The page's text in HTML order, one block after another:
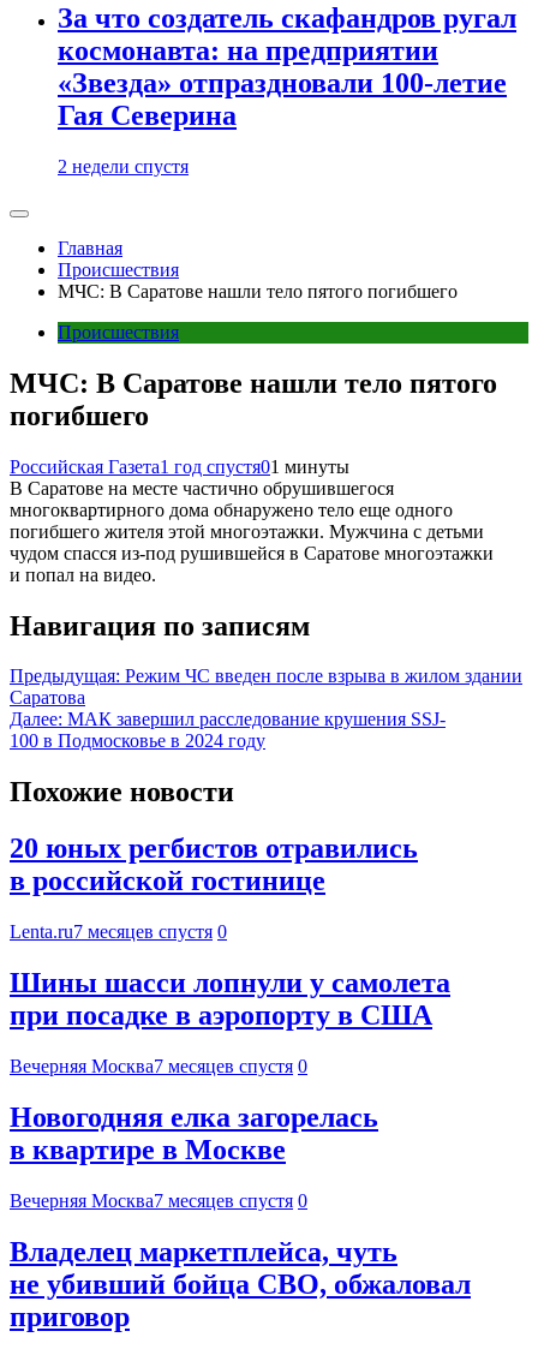
За что создатель скафандров ругал
космонавта: на предприятии
«Звезда» отпраздновали 100-летие
Гая Северина
2 недели спустя
Главная
Происшествия
МЧС: В Саратове нашли тело пятого погибшего
Происшествия
МЧС: В Саратове нашли тело пятого
погибшего
Российская Газета1 год спустя01 минуты
В Саратове на месте частично обрушившегося
многоквартирного дома обнаружено тело еще одного
погибшего жителя этой многоэтажки. Мужчина с детьми
чудом спасся из-под рушившейся в Саратове многоэтажки
и попал на видео.
Навигация по записям
Предыдущая: Режим ЧС введен после взрыва в жилом здании
Саратова
Далее: МАК завершил расследование крушения SSJ-
100 в Подмосковье в 2024 году
Похожие новости
20 юных регбистов отравились
в российской гостинице
Lenta.ru7 месяцев спустя 0
Шины шасси лопнули у самолета
при посадке в аэропорту в США
Вечерняя Москва7 месяцев спустя 0
Новогодняя елка загорелась
в квартире в Москве
Вечерняя Москва7 месяцев спустя 0
Владелец маркетплейса, чуть
не убивший бойца СВО, обжаловал
приговор